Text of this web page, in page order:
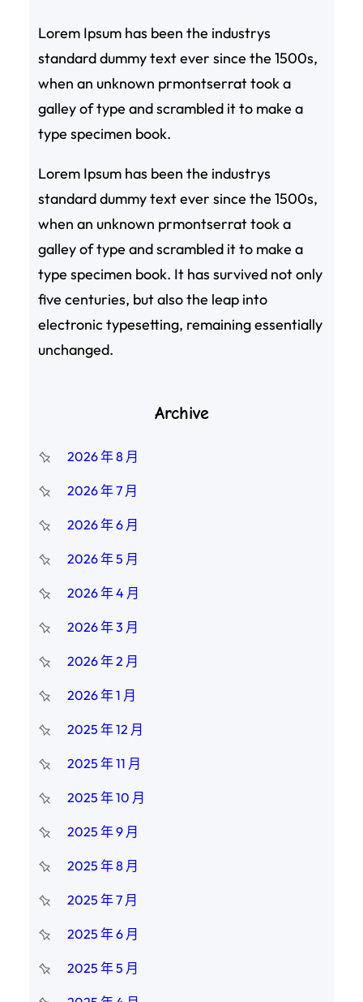
Lorem Ipsum has been the industrys
standard dummy text ever since the 1500s,
when an unknown prmontserrat took a
galley of type and scrambled it to make a
type specimen book.
Lorem Ipsum has been the industrys
standard dummy text ever since the 1500s,
when an unknown prmontserrat took a
galley of type and scrambled it to make a
type specimen book. It has survived not only
five centuries, but also the leap into
electronic typesetting, remaining essentially
unchanged.
Archive
2026 年 8 月
2026 年 7 月
2026 年 6 月
2026 年 5 月
2026 年 4 月
2026 年 3 月
2026 年 2 月
2026 年 1 月
2025 年 12 月
2025 年 11 月
2025 年 10 月
2025 年 9 月
2025 年 8 月
2025 年 7 月
2025 年 6 月
2025 年 5 月